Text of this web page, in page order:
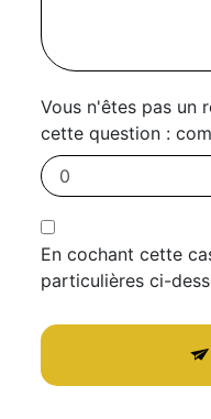
Vous n'êtes pas un
cette question :
En cochant cette
particulières ci-